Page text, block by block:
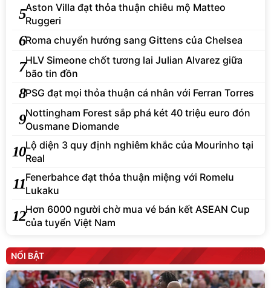
5Aston Villa đạt thỏa thuận chiêu mộ Matteo
Ruggeri
6Roma chuyển hướng sang Gittens của Chelsea
7HLV Simeone chốt tương lai Julian Alvarez giữa
bão tin đồn
8PSG đạt mọi thỏa thuận cá nhân với Ferran Torres
9Nottingham Forest sắp phá két 40 triệu euro đón
Ousmane Diomande
10Lộ diện 3 quy định nghiêm khắc của Mourinho tại
Real
11Fenerbahce đạt thỏa thuận miệng với Romelu
Lukaku
12Hơn 6000 người chờ mua vé bán kết ASEAN Cup
của tuyển Việt Nam
NỔI BẬT